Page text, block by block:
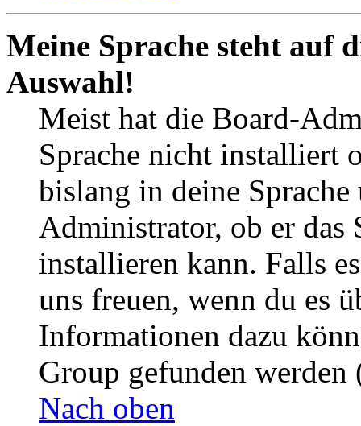
Meine Sprache steht auf
Auswahl!
Meist hat die Board-
Sprache nicht installiert
bislang in deine
Administrator, ob er das
installieren kann. Falls
uns freuen, wenn du es
Informationen dazu
Group gefunden
Nach oben